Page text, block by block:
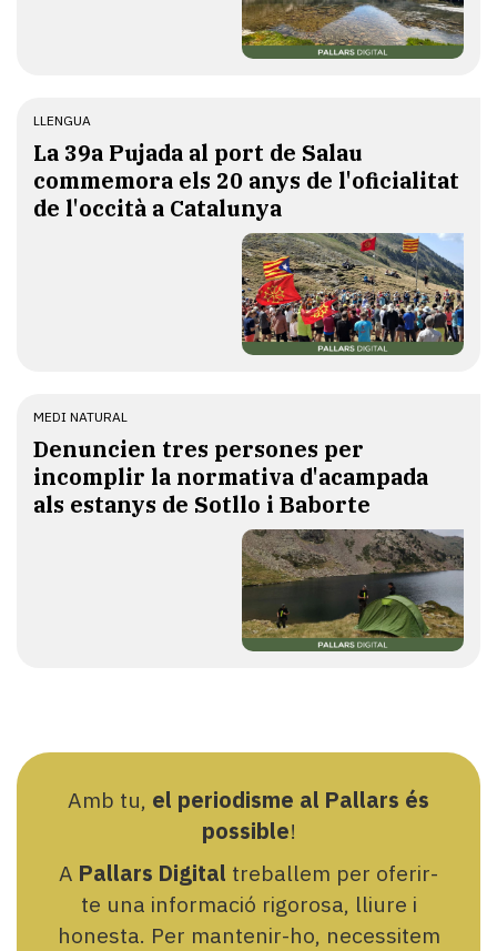
LLENGUA
​La 39a Pujada al port de Salau
commemora els 20 anys de l'oficialitat
de l'occità a Catalunya
MEDI NATURAL
Denuncien tres persones per
incomplir la normativa d'acampada
als estanys de Sotllo i Baborte
Amb tu, el periodisme al Pallars és
possible!
A Pallars Digital treballem per oferir-
te una informació rigorosa, lliure i
honesta. Per mantenir-ho, necessitem